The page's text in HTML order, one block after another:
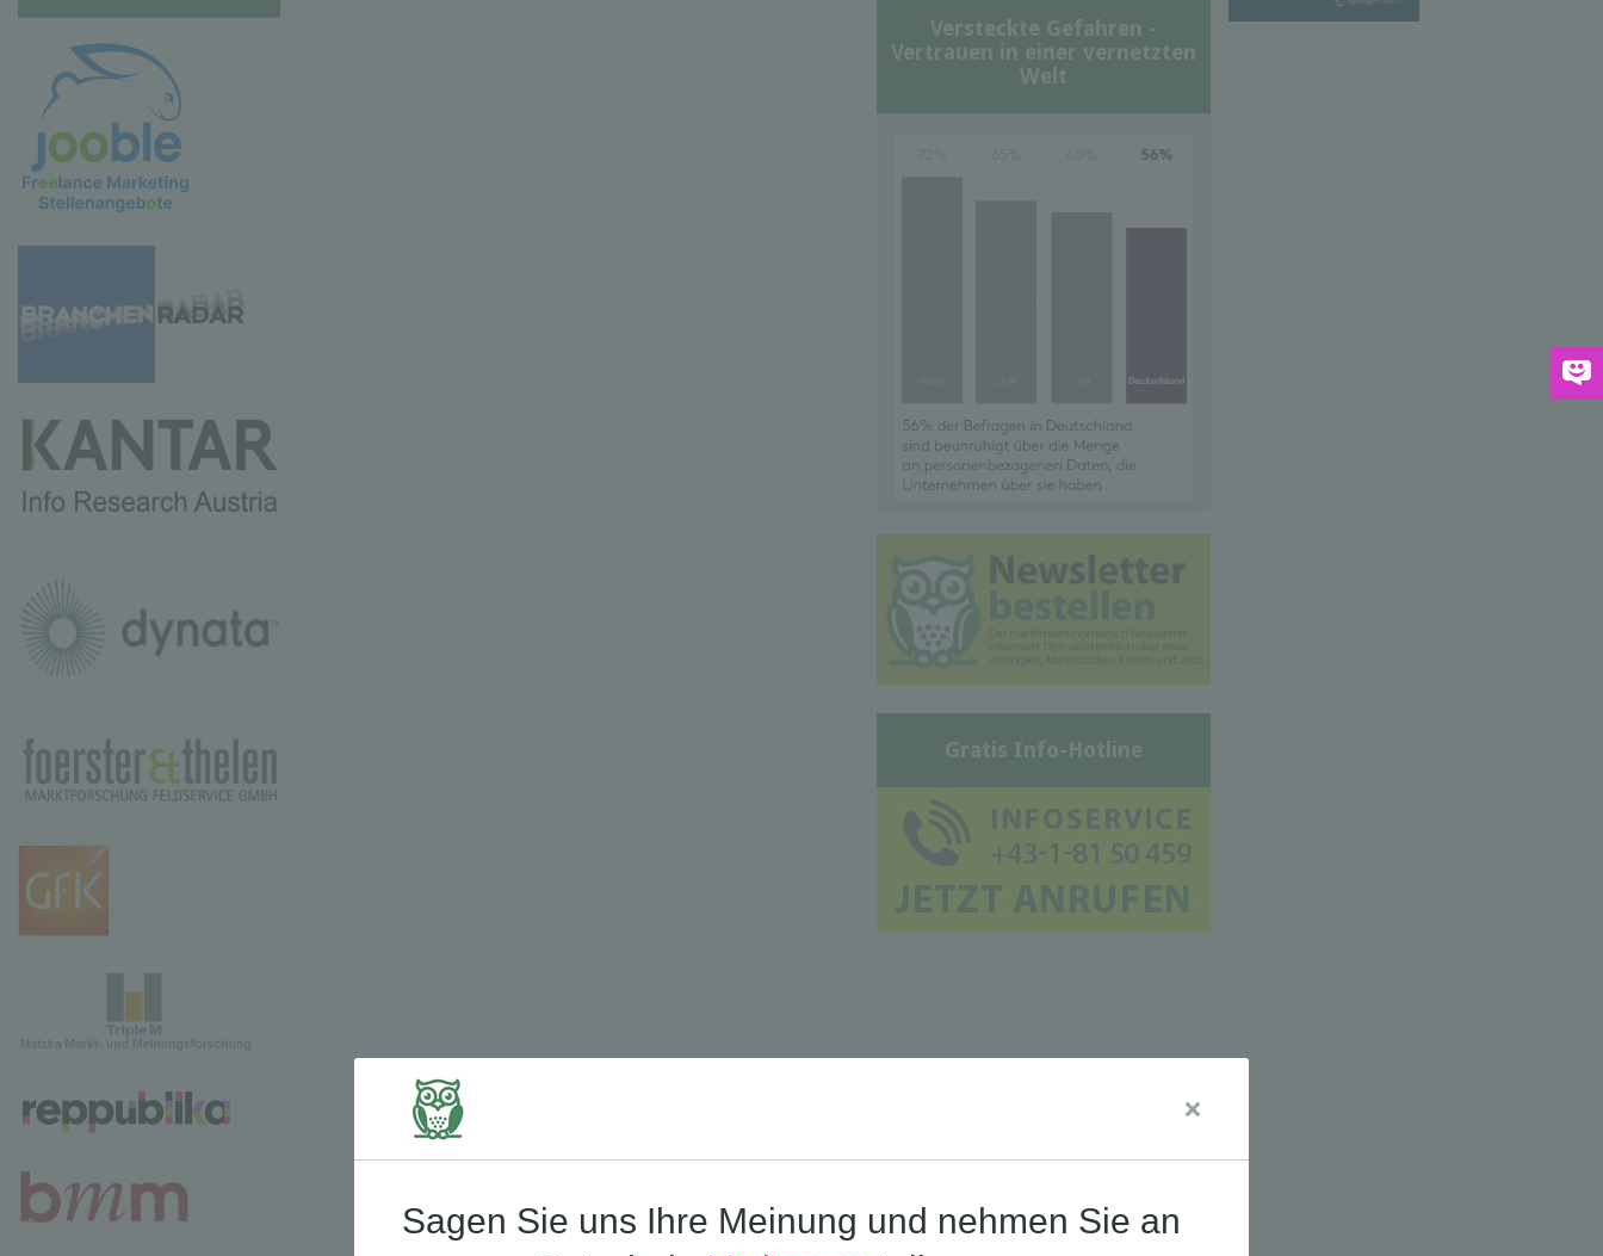
Versteckte Gefahren -
Vertrauen in einer vernetzten
Welt
Gratis Info-Hotline